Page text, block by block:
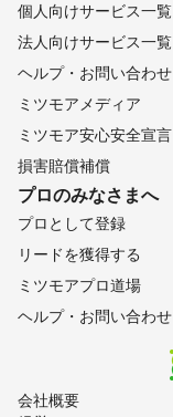
会社概要
個人向けサービス一覧
法人向けサービス一覧
ヘルプ・お問い合わせ
ミツモアメディア
ミツモア安心安全宣言
損害賠償補償
プロのみなさまへ
プロとして登録
リードを獲得する
ミツモアプロ道場
ヘルプ・お問い合わせ